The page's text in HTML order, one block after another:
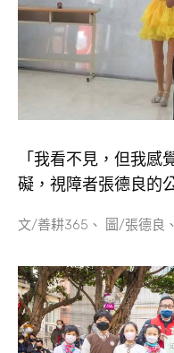
「我看不見，但我
礙，視障者張德良的
文/善耕365、 圖/張德良